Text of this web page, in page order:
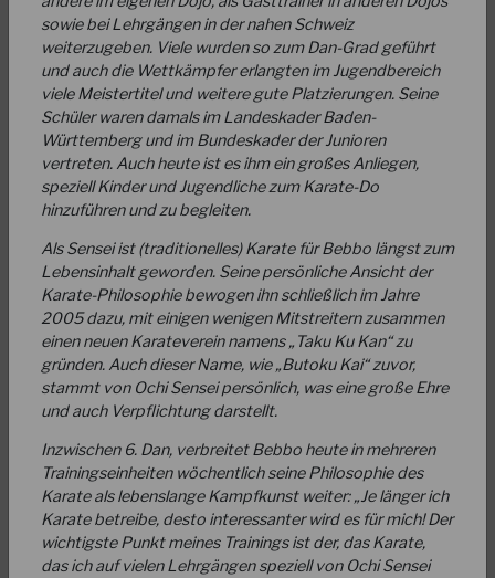
21.09.2025
Stark im Umgang mit Konflikten – DJKB bildet
weiter aus!
Unter der Leitung der DJKB-Referenten Chris Hörnberger
und Rudi Heimann gibt es ab heute bereits rund 40
ausgebildete Gewalt- und Konfliktmanager für…
WEITERLESEN
sowie bei Lehrgängen in der nahen Schweiz
weiterzugeben. Viele wurden so zum Dan-Grad geführt
und auch die Wettkämpfer erlangten im Jugendbereich
viele Meistertitel und weitere gute Platzierungen. Seine
Schüler waren damals im Landeskader Baden-
Württemberg und im Bundeskader der Junioren
vertreten. Auch heute ist es ihm ein großes Anliegen,
speziell Kinder und Jugendliche zum Karate-Do
hinzuführen und zu begleiten.
Als Sensei ist (traditionelles) Karate für Bebbo längst zum
Lebensinhalt geworden. Seine persönliche Ansicht der
Karate-Philosophie bewogen ihn schließlich im Jahre
2005 dazu, mit einigen wenigen Mitstreitern zusammen
einen neuen Karateverein namens „Taku Ku Kan“ zu
gründen. Auch dieser Name, wie „Butoku Kai“ zuvor,
stammt von Ochi Sensei persönlich, was eine große Ehre
und auch Verpflichtung darstellt.
Inzwischen 6. Dan, verbreitet Bebbo heute in mehreren
Trainingseinheiten wöchentlich seine Philosophie des
Karate als lebenslange Kampfkunst weiter: „Je länger ich
Karate betreibe, desto interessanter wird es für mich! Der
wichtigste Punkt meines Trainings ist der, das Karate,
das ich auf vielen Lehrgängen speziell von Ochi Sensei